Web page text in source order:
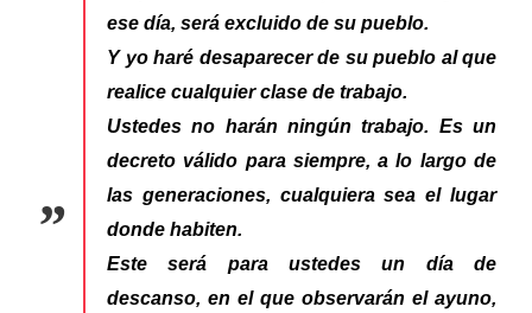
ese día, será excluido de su pueblo.
Y yo haré desaparecer de su pueblo al que
realice cualquier clase de trabajo.
Ustedes no harán ningún trabajo. Es un
decreto válido para siempre, a lo largo de
las generaciones, cualquiera sea el lugar
donde habiten.
Este será para ustedes un día de
descanso, en el que observarán el ayuno,